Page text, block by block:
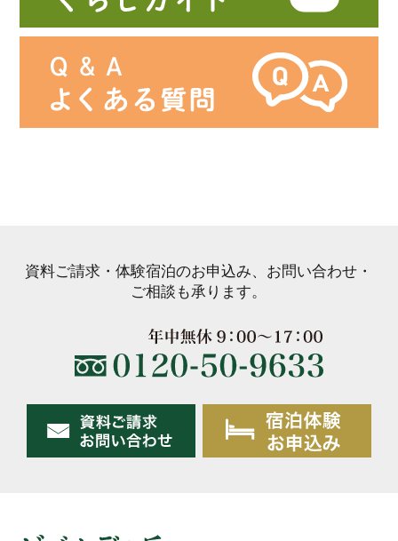
資料ご請求・体験宿泊のお申込み、お問い合わせ・
ご相談も承ります。